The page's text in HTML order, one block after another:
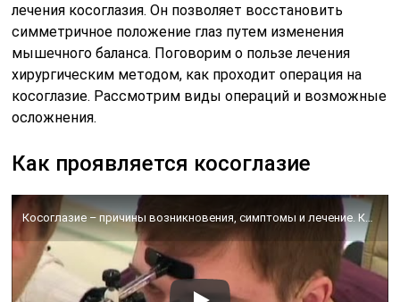
лечения косоглазия. Он позволяет восстановить
симметричное положение глаз путем изменения
мышечного баланса. Поговорим о пользе лечения
хирургическим методом, как проходит операция на
косоглазие. Рассмотрим виды операций и возможные
осложнения.
Как проявляется косоглазие
Косоглазие – причины возникновения, симптомы и лечение. Косоглазие у детей